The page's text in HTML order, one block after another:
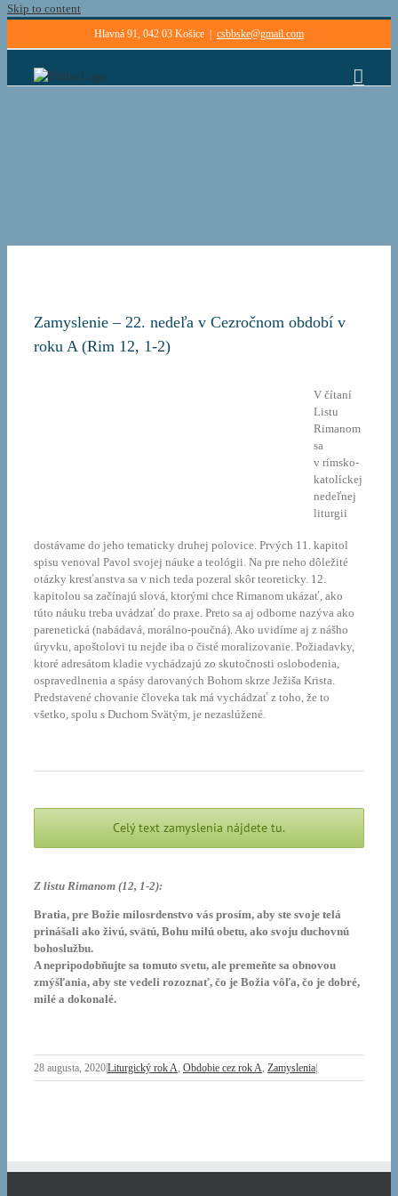
Skip to content
Hlavná 91, 042 03 Košice csbbske@gmail.com
Zamyslenie – 22. nedeľa v Cezročnom období v
roku A (Rim 12, 1-2)
V čítaní
Listu
Rimanom
sa
v rímsko-
katolíckej
nedeľnej
liturgii
dostávame do jeho tematicky druhej polovice. Prvých 11. kapitol
spisu venoval Pavol svojej náuke a teológii. Na pre neho dôležité
otázky kresťanstva sa v nich teda pozeral skôr teoreticky. 12.
kapitolou sa začínajú slová, ktorými chce Rimanom ukázať, ako
túto náuku treba uvádzať do praxe. Preto sa aj odborne nazýva ako
parenetická (nabádavá, morálno-poučná). Ako uvidíme aj z nášho
úryvku, apoštolovi tu nejde iba o čisté moralizovanie. Požiadavky,
ktoré adresátom kladie vychádzajú zo skutočnosti oslobodenia,
ospravedlnenia a spásy darovaných Bohom skrze Ježiša Krista.
Predstavené chovanie človeka tak má vychádzať z toho, že to
všetko, spolu s Duchom Svätým, je nezaslúžené.
Celý text zamyslenia nájdete tu.
Z listu Rimanom (12, 1-2):
Bratia, pre Božie milosrdenstvo vás prosím, aby ste svoje telá
prinášali ako živú, svätú, Bohu milú obetu, ako svoju duchovnú
bohoslužbu.
A nepripodobňujte sa tomuto svetu, ale premeňte sa obnovou
zmýšľania, aby ste vedeli rozoznať, čo je Božia vôľa, čo je dobré,
milé a dokonalé.
28 augusta, 2020Liturgický rok A, Obdobie cez rok A, Zamyslenia